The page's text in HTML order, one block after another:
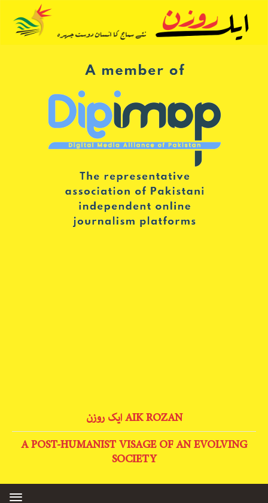
AIK ROZAN ایک روزن
A POST-HUMANIST VISAGE OF AN EVOLVING
SOCIETY